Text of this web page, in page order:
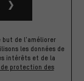
but de l'améliorer
les données de
intérêts et de la
protection des